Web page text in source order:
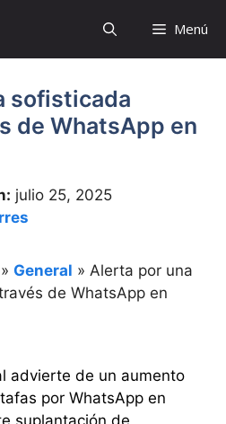
Menú
sofisticada
de WhatsApp en
julio 25, 2025
» General » Alerta por una
de WhatsApp en
advierte de un aumento
por WhatsApp en
suplantación de